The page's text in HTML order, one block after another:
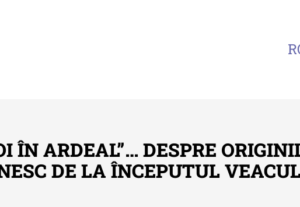
ÎN ARDEAL”… DESPRE
DE LA ÎNCEPUTUL